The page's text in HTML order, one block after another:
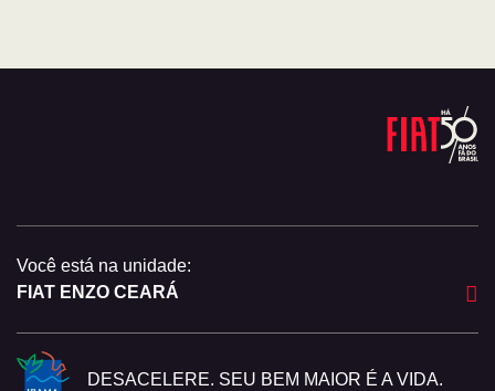
Você está na unidade:
FIAT ENZO CEARÁ
DESACELERE. SEU BEM MAIOR É A VIDA.